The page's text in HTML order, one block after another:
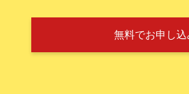
無料でお申し込